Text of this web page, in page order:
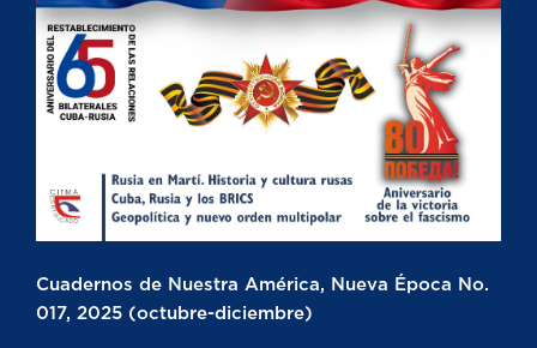
Cuadernos de Nuestra América, Nueva Época No.
017, 2025 (octubre-diciembre)